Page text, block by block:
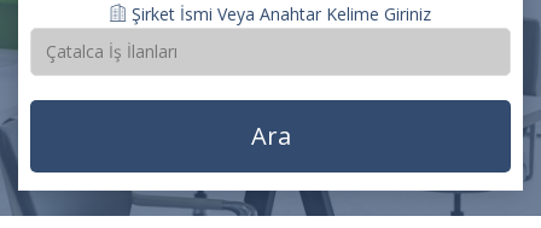
Şirket İsmi Veya Anahtar Kelime Giriniz